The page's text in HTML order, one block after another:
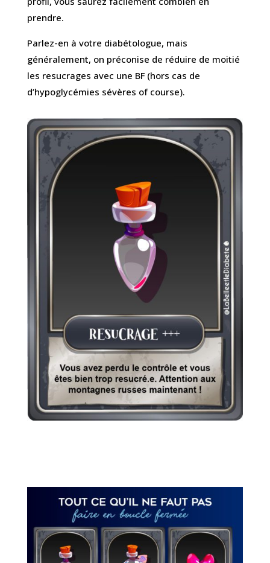
prendre.
Parlez-en à votre diabétologue, mais
généralement, on préconise de réduire de moitié
les resucrages avec une BF (hors cas de
d’hypoglycémies sévères of course).